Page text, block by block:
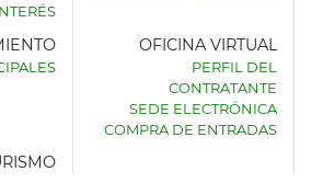
OFICINA VIRTUAL
PERFIL DEL
CONTRATANTE
SEDE ELECTRÓNICA
COMPRA DE ENTRADAS